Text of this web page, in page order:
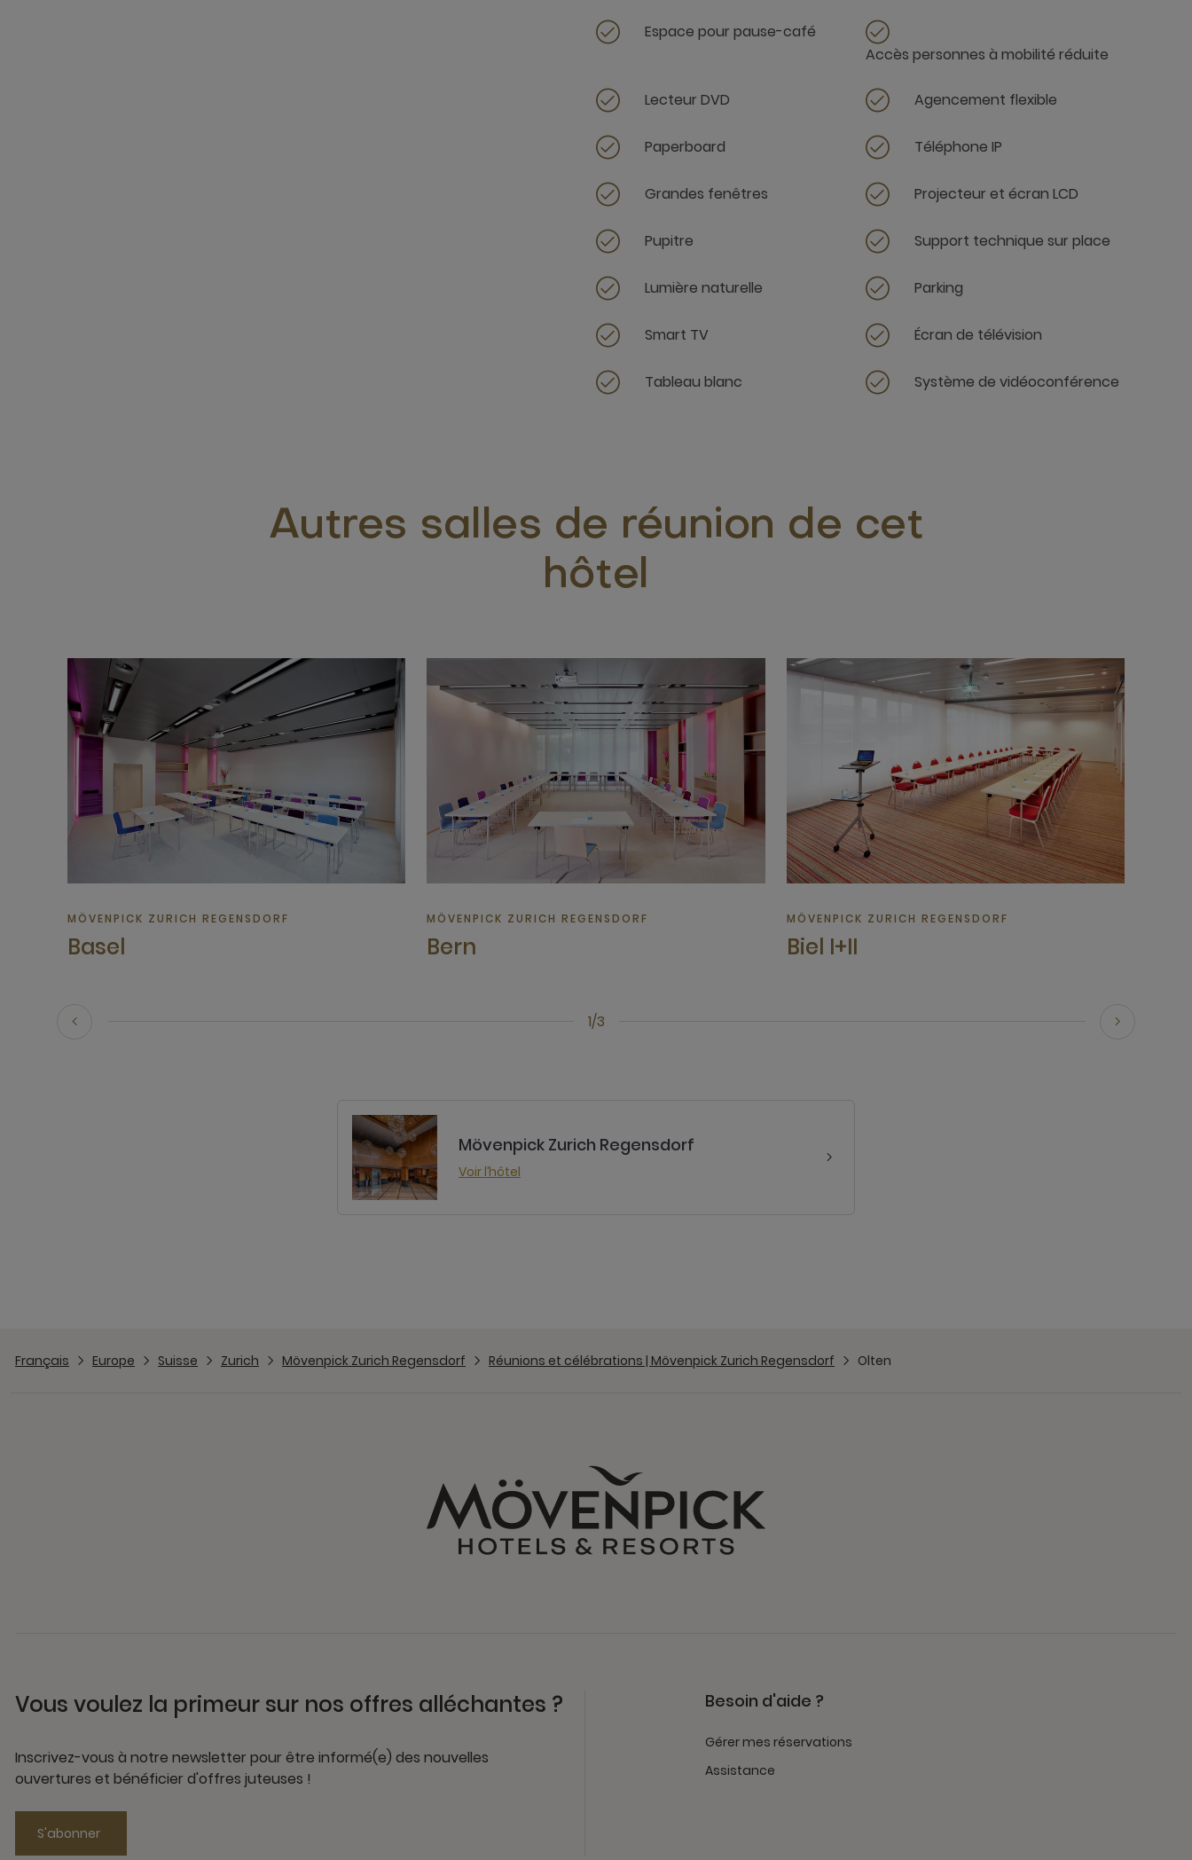
Espace pour pause-café
Accès personnes à mobilité réduite
Lecteur DVD Agencement flexible
Paperboard Téléphone IP
Grandes fenêtres Projecteur et écran LCD
Pupitre Support technique sur place
Lumière naturelle Parking
Smart TV Écran de télévision
Tableau blanc Système de vidéoconférence
Autres salles de réunion de cet
hôtel
1/3
MÖVENPICK ZURICH REGENSDORF
Basel
MÖVENPICK ZURICH REGENSDORF
Bern
MÖVENPICK ZURICH REGENSDORF
Biel I+II
Mövenpick Zurich Regensdorf
Voir l’hôtel
Français Europe Suisse Zurich Mövenpick Zurich Regensdorf Réunions et célébrations | Mövenpick Zurich Regensdorf Olten
Vous voulez la primeur sur nos offres alléchantes ?
Inscrivez-vous à notre newsletter pour être informé(e) des nouvelles
ouvertures et bénéficier d'offres juteuses !
S'abonner
Besoin d'aide ?
Gérer mes réservations
Assistance